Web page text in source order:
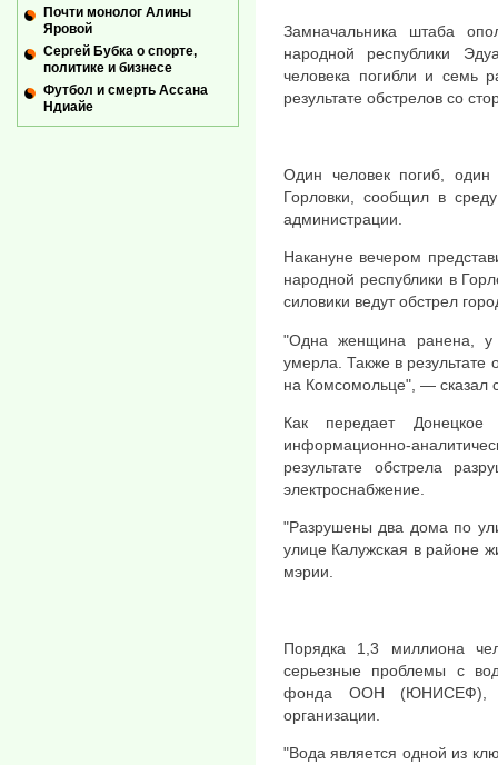
Замначальника штаба
народной республики
человека погибли и семь
результате обстрелов со
Один человек погиб, один
Горловки, сообщил в
администрации.
Накануне вечером
народной республики в
силовики ведут обстрел
"Одна женщина ранена, у
умерла. Также в
на Комсомольце", — сказал
Как передает
информационно-
результате обстрела
электроснабжение.
"Разрушены два дома по
улице Калужская в районе
мэрии.
Порядка 1,3 миллиона
серьезные проблемы с
фонда ООН (ЮНИСЕФ),
организации.
"Вода является одной из
Почти монолог Алины
Яровой
Сергей Бубка о спорте,
политике и бизнесе
Футбол и смерть Ассана
Ндиайе